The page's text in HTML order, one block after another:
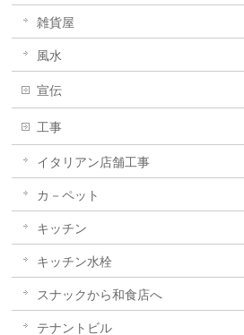
雑貨屋
風水
宣伝
工事
イタリアン店舗工事
カ－ペット
キッチン
キッチン水栓
スナックから和食店へ
テナントビル